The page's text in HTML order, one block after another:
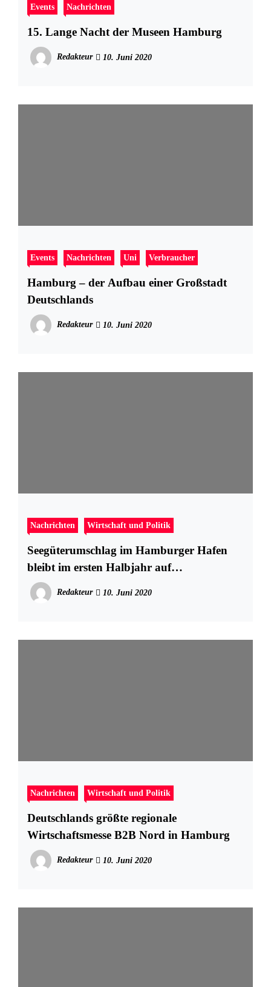
Events Nachrichten
15. Lange Nacht der Museen Hamburg
Redakteur 10. Juni 2020
Events Nachrichten Uni Verbraucher
Hamburg – der Aufbau einer Großstadt
Deutschlands
Redakteur 10. Juni 2020
Nachrichten Wirtschaft und Politik
Seegüterumschlag im Hamburger Hafen
bleibt im ersten Halbjahr auf
Vorjahresniveau
Redakteur 10. Juni 2020
Nachrichten Wirtschaft und Politik
Deutschlands größte regionale
Wirtschaftsmesse B2B Nord in Hamburg
Redakteur 10. Juni 2020